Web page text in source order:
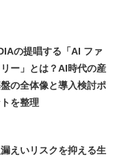
の提唱する「AI ファ
ー」とは？AI時代の産
の全体像と導入検討ポ
を整理
えいリスクを抑える生